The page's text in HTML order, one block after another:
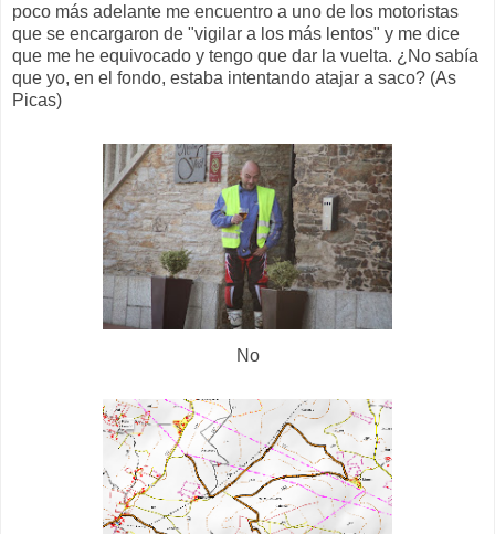
poco más adelante me encuentro a uno de los motoristas
que se encargaron de "vigilar a los más lentos" y me dice
que me he equivocado y tengo que dar la vuelta. ¿No sabía
que yo, en el fondo, estaba intentando atajar a saco? (As
Picas)
No